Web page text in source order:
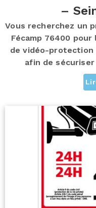
–
Vous recherchez un
Fécamp 76400
de vidéo-protection
afin de